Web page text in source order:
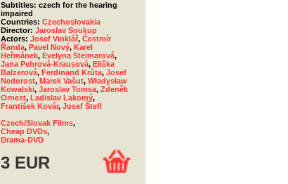
Subtitles: czech for the hearing
impaired
Countries: Czechoslovakia
Director: Jaroslav Soukup
Actors: Josef Vinklář, Čestmír
Řanda, Pavel Nový, Karel
Heřmánek, Evelyna Steimarová,
Jana Pehrová-Krausová, Eliška
Balzerová, Ferdinand Krůta, Josef
Nedorost, Marek Vašut, Władysław
Kowalski, Jaroslav Tomsa, Zdeněk
Ornest, Ladislav Lakomý,
František Kovár, Josef Štefl
Czech/Slovak Films,
Cheap DVDs,
Drama-DVD
3 EUR